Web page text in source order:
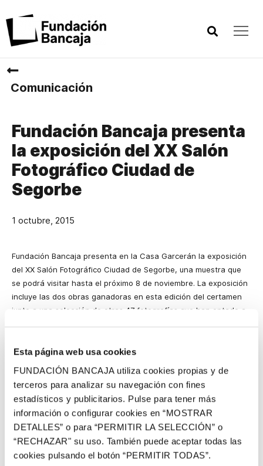
Esta página web usa cookies
FUNDACIÓN BANCAJA utiliza cookies propias y de
terceros para analizar su navegación con fines
estadísticos y publicitarios. Pulse para tener más
información o configurar cookies en “MOSTRAR
DETALLES” o para “PERMITIR LA SELECCIÓN” o
“RECHAZAR" su uso. También puede aceptar todas las
cookies pulsando el botón “PERMITIR TODAS”.
Comunicación
Fundación Bancaja presenta
la exposición del XX Salón
Fotográfico Ciudad de
Segorbe
1 octubre, 2015
Fundación Bancaja presenta en la Casa Garcerán la exposición
del XX Salón Fotográfico Ciudad de Segorbe, una muestra que
se podrá visitar hasta el próximo 8 de noviembre. La exposición
incluye las dos obras ganadoras en esta edición del certamen
junto a una selección de otras 47 fotografías que han optado a
600 euros, ha recaído en José Manuel Sos Gargallo, por su obra
Les fantasmetes i el circ. En la sección dedicada a las obras que
tienen por tema aspectos de la comarca del Alto Palancia, el
galardón, dotado con 450 euros, se ha concedido a Fernando
Herrero Zarzoso, por la obraLa maratón de Espadán 2015.
Camino de Rascaña.
A esta edición del certamen fotográfico de Fundación Bancaja
en Segorbe se han presentado 183 fotografías de 49 autores.